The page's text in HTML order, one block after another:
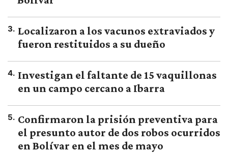
3. Localizaron a los vacunos extraviados y
fueron restituidos a su dueño
4. Investigan el faltante de 15 vaquillonas
en un campo cercano a Ibarra
5. Confirmaron la prisión preventiva para
el presunto autor de dos robos ocurridos
en Bolívar en el mes de mayo